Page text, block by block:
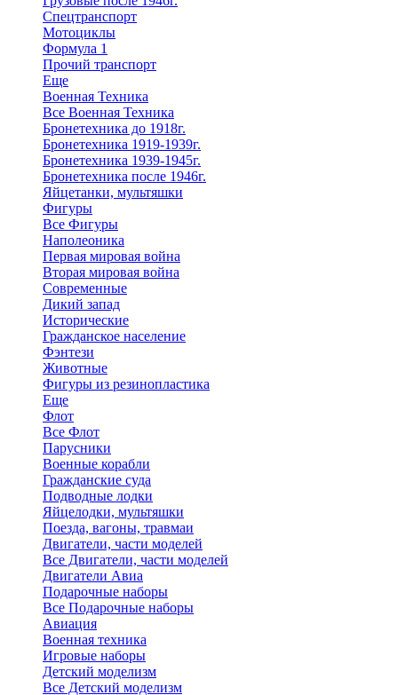
Спецтранспорт
Мотоциклы
Формула 1
Прочий транспорт
Еще
Военная Техника
Все Военная Техника
Бронетехника до 1918г.
Бронетехника 1919-1939г.
Бронетехника 1939-1945г.
Бронетехника после 1946г.
Яйцетанки, мультяшки
Фигуры
Все Фигуры
Наполеоника
Первая мировая война
Вторая мировая война
Современные
Дикий запад
Исторические
Гражданское население
Фэнтези
Животные
Фигуры из резинопластика
Еще
Флот
Все Флот
Парусники
Военные корабли
Гражданские суда
Подводные лодки
Яйцелодки, мультяшки
Поезда, вагоны, травмаи
Двигатели, части моделей
Все Двигатели, части моделей
Двигатели Авиа
Подарочные наборы
Все Подарочные наборы
Авиация
Военная техника
Игровые наборы
Детский моделизм
Все Детский моделизм